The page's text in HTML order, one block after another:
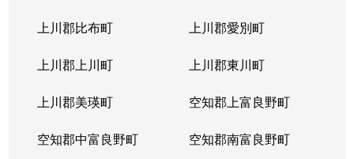
上川郡比布町 上川郡愛別町
上川郡上川町 上川郡東川町
上川郡美瑛町 空知郡上富良野町
空知郡中富良野町 空知郡南富良野町